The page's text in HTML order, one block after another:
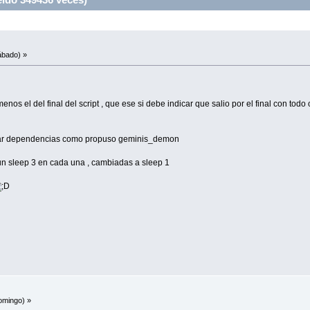
»
el del final del script , que ese si debe indicar que salio por el final con todo
dependencias como propuso geminis_demon
sleep 3 en cada una , cambiadas a sleep 1
»